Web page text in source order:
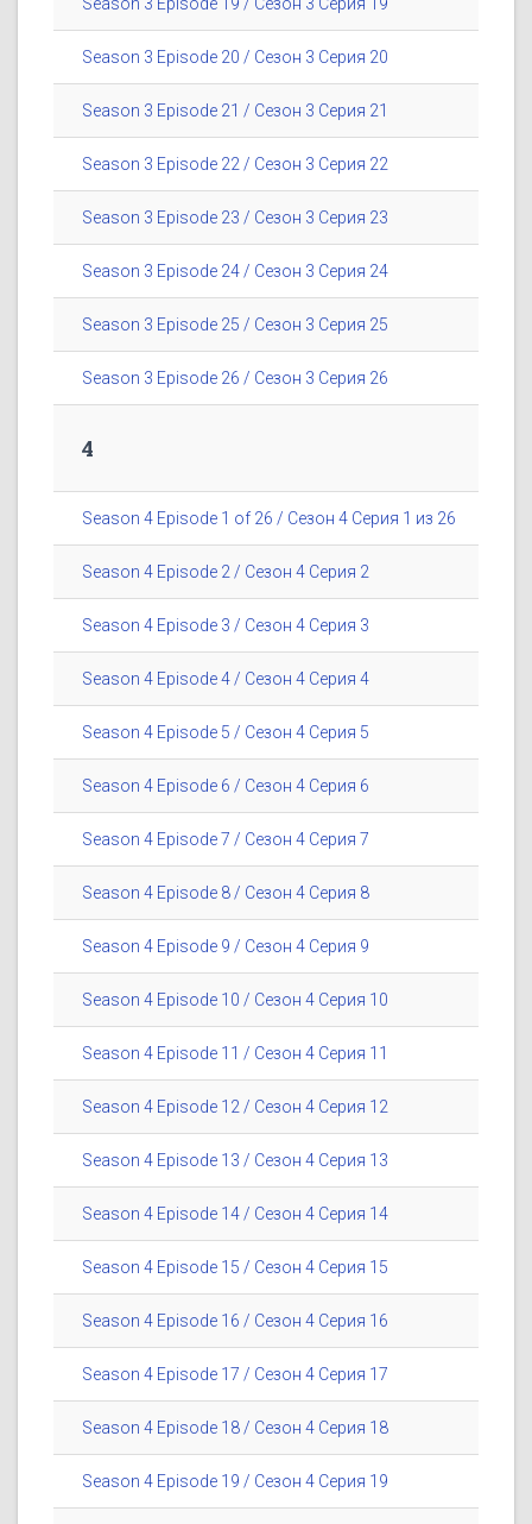
Season 3 Episode 19 / Сезон 3 Серия 19
Season 3 Episode 20 / Сезон 3 Серия 20
Season 3 Episode 21 / Сезон 3 Серия 21
Season 3 Episode 22 / Сезон 3 Серия 22
Season 3 Episode 23 / Сезон 3 Серия 23
Season 3 Episode 24 / Сезон 3 Серия 24
Season 3 Episode 25 / Сезон 3 Серия 25
Season 3 Episode 26 / Сезон 3 Серия 26
4
Season 4 Episode 1 of 26 / Сезон 4 Серия 1 из 26
Season 4 Episode 2 / Сезон 4 Серия 2
Season 4 Episode 3 / Сезон 4 Серия 3
Season 4 Episode 4 / Сезон 4 Серия 4
Season 4 Episode 5 / Сезон 4 Серия 5
Season 4 Episode 6 / Сезон 4 Серия 6
Season 4 Episode 7 / Сезон 4 Серия 7
Season 4 Episode 8 / Сезон 4 Серия 8
Season 4 Episode 9 / Сезон 4 Серия 9
Season 4 Episode 10 / Сезон 4 Серия 10
Season 4 Episode 11 / Сезон 4 Серия 11
Season 4 Episode 12 / Сезон 4 Серия 12
Season 4 Episode 13 / Сезон 4 Серия 13
Season 4 Episode 14 / Сезон 4 Серия 14
Season 4 Episode 15 / Сезон 4 Серия 15
Season 4 Episode 16 / Сезон 4 Серия 16
Season 4 Episode 17 / Сезон 4 Серия 17
Season 4 Episode 18 / Сезон 4 Серия 18
Season 4 Episode 19 / Сезон 4 Серия 19